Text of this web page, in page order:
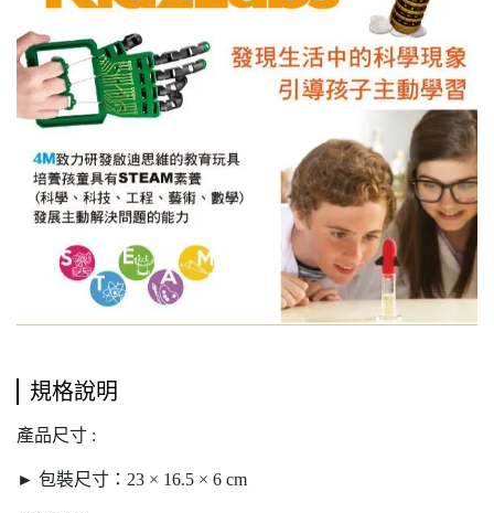
規格說明
產品尺寸 :
► 包裝尺寸：23 × 16.5 × 6 cm